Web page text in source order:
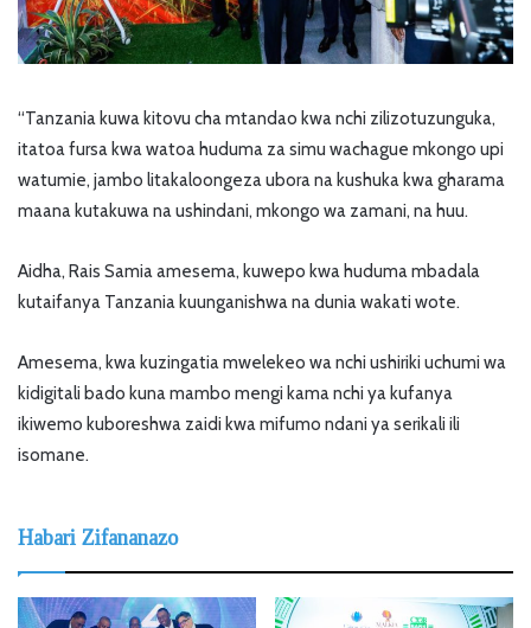
“Tanzania kuwa kitovu cha mtandao kwa nchi zilizotuzunguka,
itatoa fursa kwa watoa huduma za simu wachague mkongo upi
watumie, jambo litakaloongeza ubora na kushuka kwa gharama
maana kutakuwa na ushindani, mkongo wa zamani, na huu.
Aidha, Rais Samia amesema, kuwepo kwa huduma mbadala
kutaifanya Tanzania kuunganishwa na dunia wakati wote.
Amesema, kwa kuzingatia mwelekeo wa nchi ushiriki uchumi wa
kidigitali bado kuna mambo mengi kama nchi ya kufanya
ikiwemo kuboreshwa zaidi kwa mifumo ndani ya serikali ili
isomane.
Habari Zifananazo